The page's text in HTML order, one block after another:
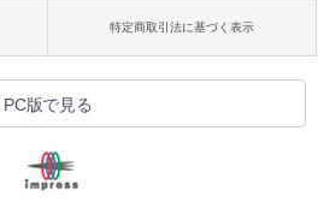
特定商取引法に基づく表示
PC版で見る